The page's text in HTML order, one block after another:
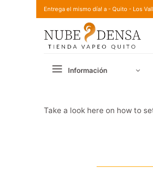
Saltar
contenido
Entrega el mismo día! a - Quito - Los
Información
Take a look here on how to